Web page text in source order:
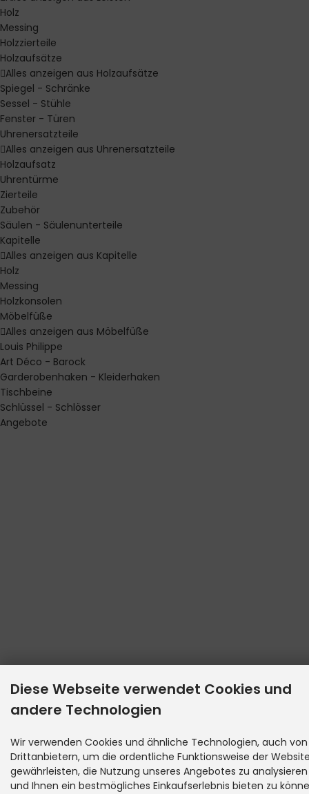
Holz
Messing
Holzzierteile
Holzaufsätze
Alles anzeigen aus Holzaufsätze
Spiegel - Schränke
Sessel - Stühle
Fenster - Türen
Uhrenersatzteile
Alles anzeigen aus Uhrenersatzteile
Holzaufsatz
Uhrentürme
Zierteile
Zubehör
Säulen - Säulenunterteile
Kapitelle
Alles anzeigen aus Kapitelle
Holz
Messing
Holzkonsolen
Möbelfüße
Alles anzeigen aus Möbelfüße
Louis Philippe
Art Déco - Barock
Garderobenhaken - Kleiderhaken
Tischbeine
Schlüssel - Schlösser
Angebote
Diese Webseite verwendet Cookies und
andere Technologien
Wir verwenden Cookies und ähnliche Technologien, auch von
Drittanbietern, um die ordentliche Funktionsweise der
gewährleisten, die Nutzung unseres Angebotes zu analysieren
und Ihnen ein bestmögliches Einkaufserlebnis bieten zu